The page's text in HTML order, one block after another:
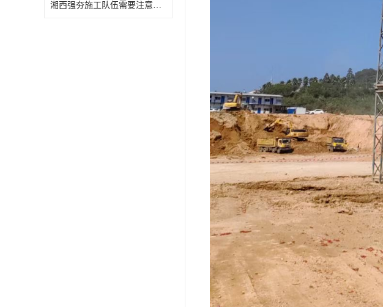
湘西强夯施工队伍需要注意事项